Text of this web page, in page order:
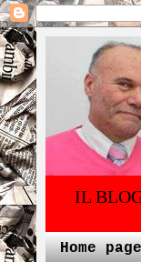
IL
Home page